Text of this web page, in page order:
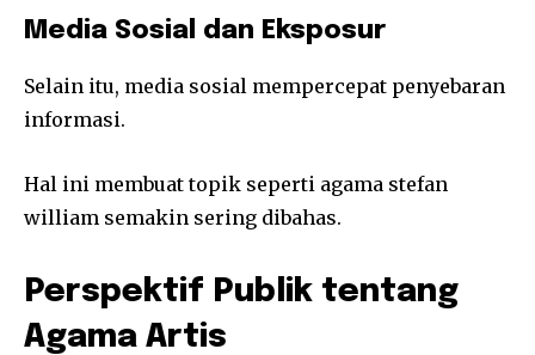
Media Sosial dan Eksposur
Selain itu, media sosial mempercepat penyebaran
informasi.
Hal ini membuat topik seperti agama stefan
william semakin sering dibahas.
Perspektif Publik tentang
Agama Artis